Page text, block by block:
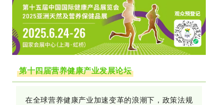
第十四届营养健康产业发展论坛
在全球营养健康产业加速变革的浪潮下，政策法规